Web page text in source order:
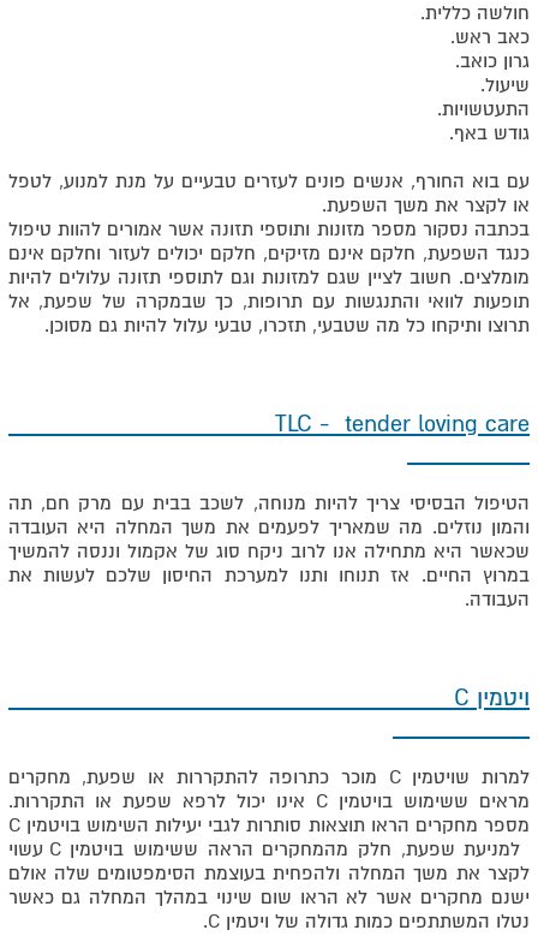
חולשה כללית.
כאב ראש.
גרון כואב.
שיעול.
התעטשויות.
גודש באף.
עם בוא החורף, אנשים פונים לעזרים טבעיים על מנת למנוע, לטפל
או לקצר את משך השפעת.
בכתבה נסקור מספר מזונות ותוספי תזונה אשר אמורים להוות טיפול
כנגד השפעת, חלקם אינם מזיקים, חלקם יכולים לעזור וחלקם אינם
מומלצים. חשוב לציין שגם למזונות וגם לתוספי תזונה עלולים להיות
תופעות לוואי והתנגשות עם תרופות, כך שבמקרה של שפעת, אל
תרוצו ותיקחו כל מה שטבעי, תזכרו, טבעי עלול להיות גם מסוכן.
הטיפול הבסיסי צריך להיות מנוחה, לשכב בבית עם מרק חם, תה
והמון נוזלים. מה שמאריך לפעמים את משך המחלה היא העובדה
שכאשר היא מתחילה אנו לרוב ניקח סוג של אקמול וננסה להמשיך
במרוץ החיים. אז תנוחו ותנו למערכת החיסון שלכם לעשות את
העבודה.
למרות שויטמין C מוכר כתרופה להתקררות או שפעת, מחקרים
מראים ששימוש בויטמין C אינו יכול לרפא שפעת או התקררות.
מספר מחקרים הראו תוצאות סותרות לגבי יעילות השימוש בויטמין C
למניעת שפעת, חלק מהמחקרים הראה ששימוש בויטמין C עשוי
לקצר את משך המחלה ולהפחית בעוצמת הסימפטומים שלה אולם
ישנם מחקרים אשר לא הראו שום שינוי במהלך המחלה גם כאשר
נטלו המשתתפים כמות גדולה של ויטמין C.